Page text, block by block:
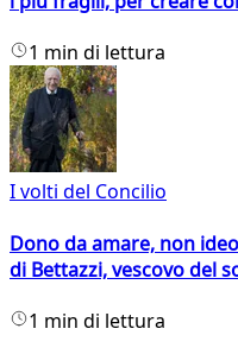
1 min di lettura
I volti del Concilio
Dono da amare, non
di Bettazzi, vescovo del
1 min di lettura